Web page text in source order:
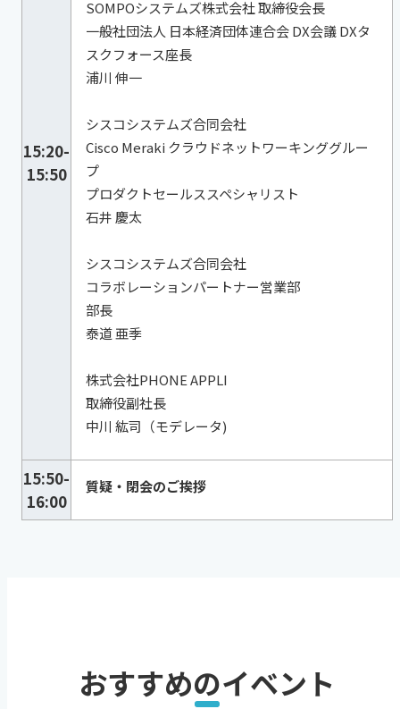
15:20-
15:50
SOMPOシステムズ株式会社 取締役会長
一般社団法人 日本経済団体連合会 DX会議 DXタ
スクフォース座長
浦川 伸一
シスコシステムズ合同会社
Cisco Meraki クラウドネットワーキンググルー
プ
プロダクトセールススペシャリスト
石井 慶太
シスコシステムズ合同会社
コラボレーションパートナー営業部
部長
泰道 亜季
株式会社PHONE APPLI
取締役副社長
中川 紘司（モデレータ)
15:50-
16:00
質疑・閉会のご挨拶
おすすめのイベント